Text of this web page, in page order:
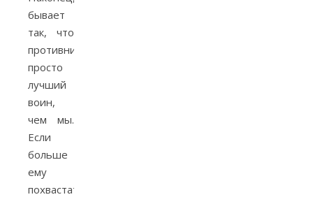
бывает
так, что
противник
просто
лучший
воин,
чем мы.
Если
больше
ему
похвастаться